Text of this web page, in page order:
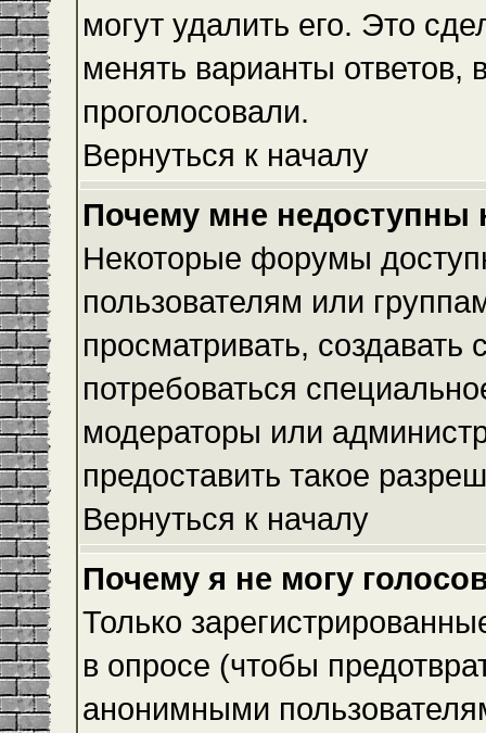
могут удалить его. Это
менять варианты ответов,
проголосовали.
Вернуться к началу
Почему мне
Некоторые форумы
пользователям или
просматривать,
потребоваться
модераторы или
предоставить такое
Вернуться к началу
Почему я не могу
Только
в опросе (чтобы
анонимными